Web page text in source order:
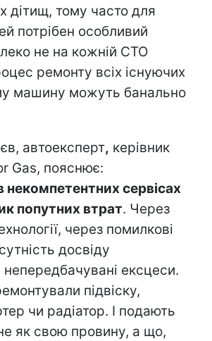
дітищ, тому часто для
потрібен особливий
не на кожній СТО
ремонту всіх існуючих
машину можуть банально
автоексперт, керівник
Gas, пояснює:
некомпетентних сервісах
попутних втрат. Через
через помилкові
досвіду
ексцеси.
підвіску,
чи радіатор. І подають
як свою провину, а що,